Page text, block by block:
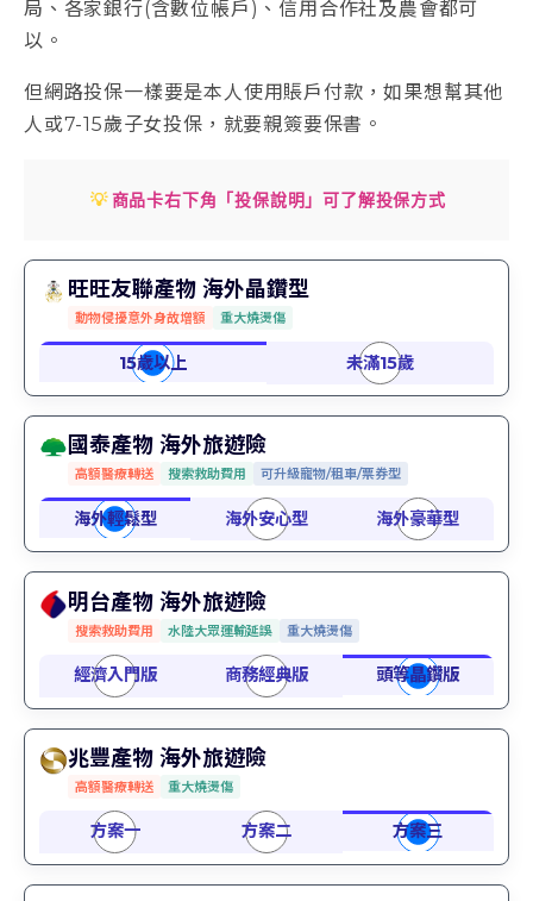
局、各家銀行(含數位帳戶)、信用合作社及農會都可
以。
但網路投保一樣要是本人使用賬戶付款，如果想幫其他
人或7-15歲子女投保，就要親簽要保書。
💡 商品卡右下角「投保說明」可了解投保方式
旺旺友聯產物 海外晶鑽型
動物侵擾意外身故增額 重大燒燙傷
國泰產物 海外旅遊險
高額醫療轉送 搜索救助費用 可升級寵物/租車/票券型
明台產物 海外旅遊險
搜索救助費用 水陸大眾運輸延誤 重大燒燙傷
兆豐產物 海外旅遊險
高額醫療轉送 重大燒燙傷